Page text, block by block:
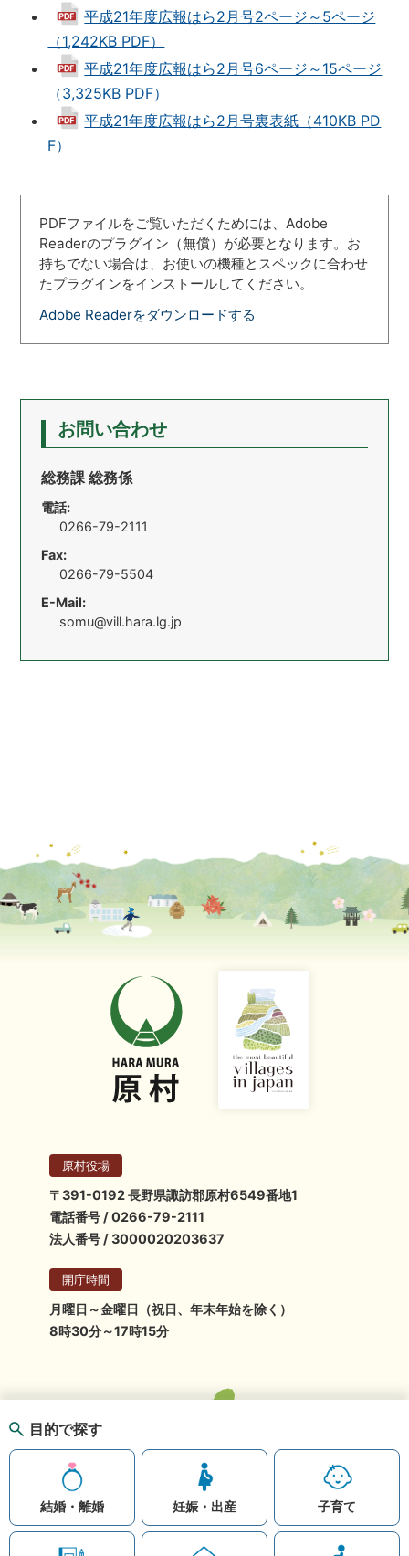
平成21年度広報はら2月号2ページ～5ページ
（1,242KB PDF）
平成21年度広報はら2月号6ページ～15ページ
（3,325KB PDF）
平成21年度広報はら2月号裏表紙（410KB PD
F）
PDFファイルをご覧いただくためには、Adobe
Readerのプラグイン（無償）が必要となります。お
持ちでない場合は、お使いの機種とスペックに合わせ
たプラグインをインストールしてください。
Adobe Readerをダウンロードする
お問い合わせ
総務課 総務係
電話:
0266-79-2111
Fax:
0266-79-5504
E-Mail:
somu@vill.hara.lg.jp
目的で探す
結婚・離婚 妊娠・出産 子育て
原村役場
〒391-0192 長野県諏訪郡原村6549番地1
電話番号 / 0266-79-2111
法人番号 / 3000020203637
開庁時間
月曜日～金曜日（祝日、年末年始を除く）
8時30分～17時15分